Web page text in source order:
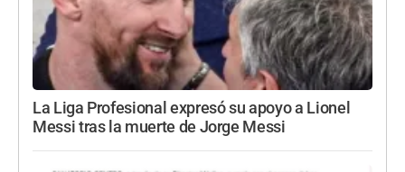
La Liga Profesional expresó su apoyo a Lionel
Messi tras la muerte de Jorge Messi